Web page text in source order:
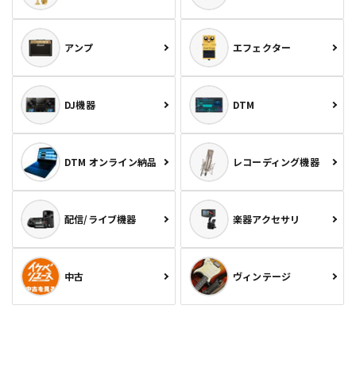
アンプ エフェクター
DJ機器 DTM
DTM オンライン納品 レコーディング機器
配信/ライブ機器 楽器アクセサリ
中古 ヴィンテージ